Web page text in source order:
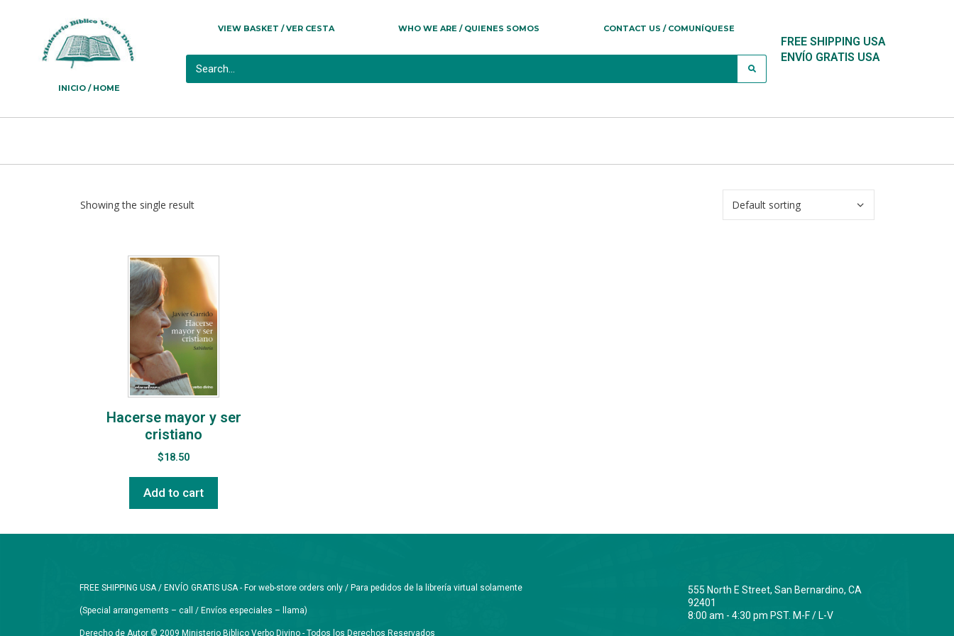
INICIO / HOME
VIEW BASKET / VER CESTA WHO WE ARE / QUIENES SOMOS CONTACT US / COMUNÍQUESE
FREE SHIPPING USA
ENVÍO GRATIS USA
Showing the single result
Hacerse mayor y ser
cristiano
$18.50
Add to cart
FREE SHIPPING USA / ENVÍO GRATIS USA - For web-store orders only / Para pedidos de la librería virtual solamente
(Special arrangements – call / Envíos especiales – llama)
Derecho de Autor © 2009 Ministerio Biblico Verbo Divino - Todos los Derechos Reservados
555 North E Street, San Bernardino, CA
92401
8:00 am - 4:30 pm PST. M-F / L-V